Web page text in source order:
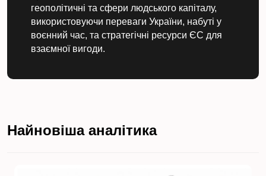
геополітичні та сфери людського капіталу,
використовуючи переваги України, набуті у
воєнний час, та стратегічні ресурси ЄС для
взаємної вигоди.
Найновіша аналітика